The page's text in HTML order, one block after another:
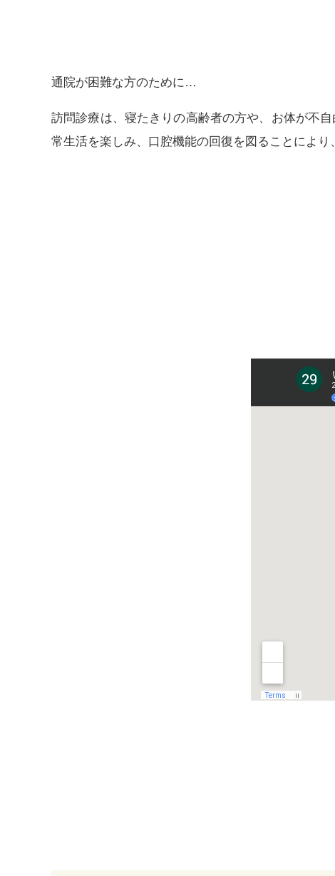
通院が困難な方のために…
訪問診療は、寝たきりの高齢者の方や、お体が不
常生活を楽しみ、口腔機能の回復を図ることによ